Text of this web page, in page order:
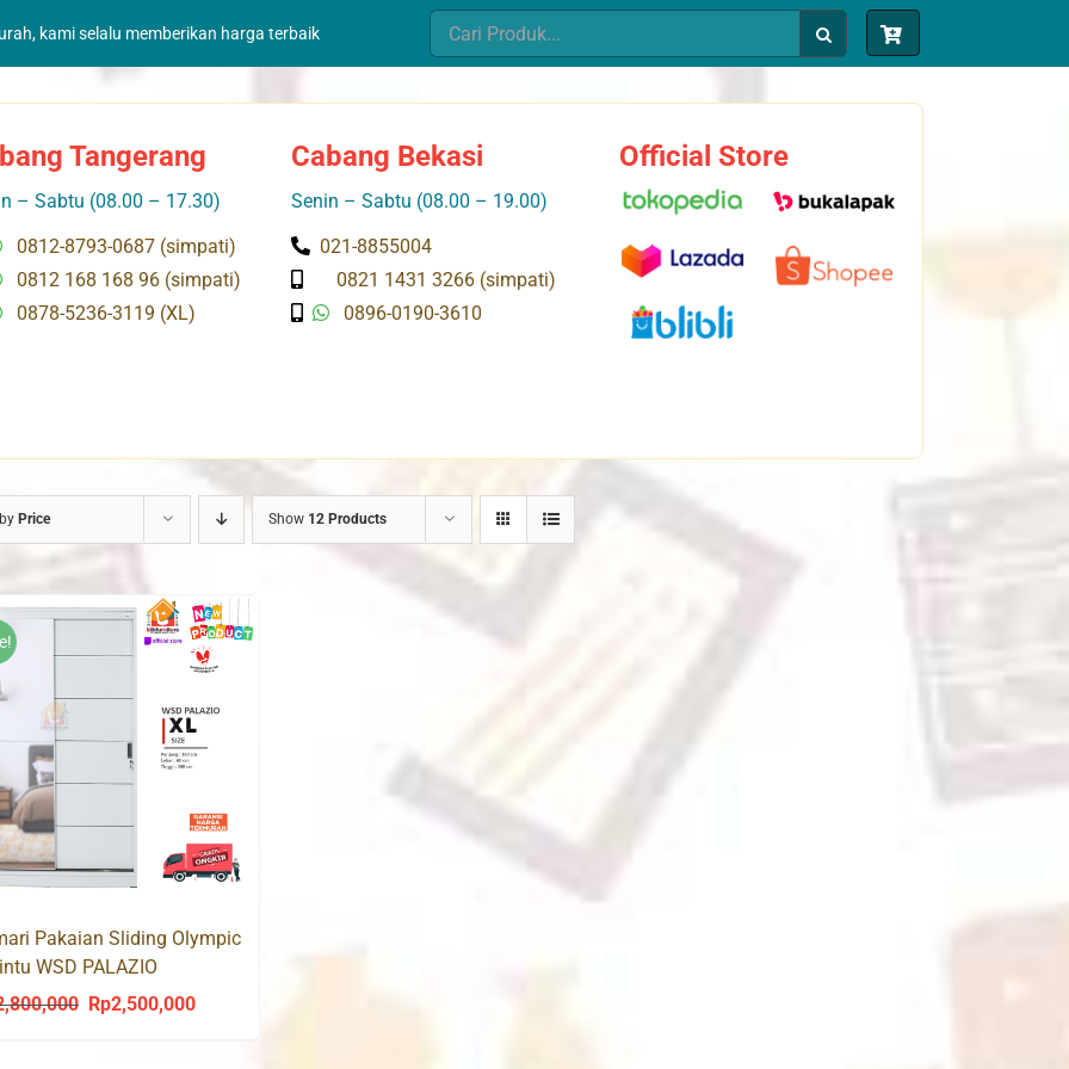
kami selalu memberikan harga terbaik
Search
for:
Tangerang
– Sabtu (08.00 – 17.30)
0812-8793-0687 (simpati)
0812 168 168 96 (simpati)
0878-5236-3119 (XL)
Cabang Bekasi
Senin – Sabtu (08.00 – 19.00)
021-8855004
0821 1431 3266 (simpati)
0896-0190-3610
Official Store
Price Show 12 Products
Pakaian Sliding Olympic
WSD PALAZIO
Original
Rp2,500,000Current